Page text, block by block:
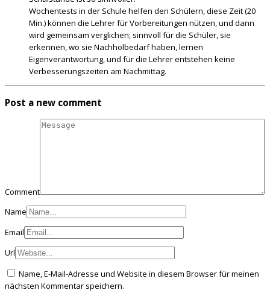
Wochentests in der Schule helfen den Schülern, diese Zeit (20
Min.) können die Lehrer für Vorbereitungen nützen, und dann
wird gemeinsam verglichen; sinnvoll für die Schüler, sie
erkennen, wo sie Nachholbedarf haben, lernen
Eigenverantwortung, und für die Lehrer entstehen keine
Verbesserungszeiten am Nachmittag.
Post a new comment
Comment
Name
Email
Url
Name, E-Mail-Adresse und Website in diesem Browser für meinen
nächsten Kommentar speichern.